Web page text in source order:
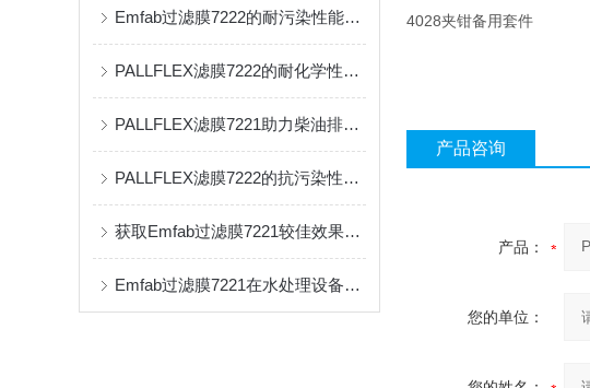
Emfab过滤膜7222的耐污染性能与清洁策略
PALLFLEX滤膜7222的耐化学性与过滤效果
PALLFLEX滤膜7221助力柴油排放物精准检测
PALLFLEX滤膜7222的抗污染性与自清洁技术
获取Emfab过滤膜7221较佳效果的关键步骤
Emfab过滤膜7221在水处理设备中的远程监控系统设计
4028夹钳备用套件
产品咨询
产品：
您的单位：